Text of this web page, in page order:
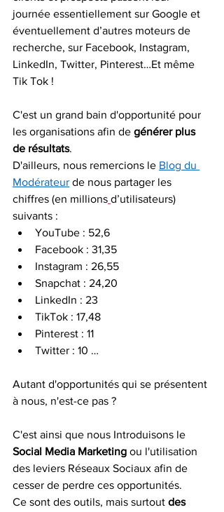
journée essentiellement sur Google et
éventuellement d’autres moteurs de
recherche, sur Facebook, Instagram,
LinkedIn, Twitter, Pinterest…Et même
Tik Tok !
C'est un grand bain d'opportunité pour
les organisations afin de générer plus
de résultats.
D'ailleurs, nous remercions le Blog du
Modérateur de nous partager les
chiffres (en millions d’utilisateurs)
suivants :
YouTube : 52,6
Facebook : 31,35
Instagram : 26,55
Snapchat : 24,20
LinkedIn : 23
TikTok : 17,48
Pinterest : 11
Twitter : 10 …
Autant d'opportunités qui se présentent
à nous, n'est-ce pas ?
C'est ainsi que nous Introduisons le
Social Media Marketing ou l'utilisation
des leviers Réseaux Sociaux afin de
cesser de perdre ces opportunités.
Ce sont des outils, mais surtout des